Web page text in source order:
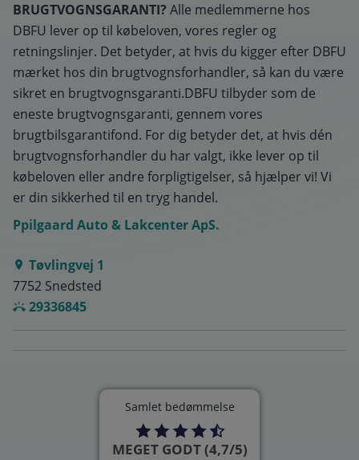
BRUGTVOGNSGARANTI? Alle medlemmerne hos
DBFU lever op til købeloven, vores regler og
retningslinjer. Det betyder, at hvis du kigger efter DBFU
mærket hos din brugtvognsforhandler, så kan du være
sikret en brugtvognsgaranti.DBFU tilbyder som de
eneste brugtvognsgaranti, gennem vores
brugtbilsgarantifond. For dig betyder det, at hvis dén
brugtvognsforhandler du har valgt, ikke lever op til
købeloven eller andre forpligtigelser, så hjælper vi! Vi
er din sikkerhed til en tryg handel.
Ppilgaard Auto & Lakcenter ApS.
Tøvlingvej 1
7752 Snedsted
29336845
Samlet bedømmelse
MEGET GODT (4,7/5)